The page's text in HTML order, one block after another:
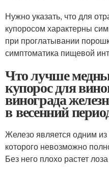
Нужно указать, что для
купоросом характерны
при проглатывании
симптоматика пищевой
Что лучше
купорос для
винограда
в весенний
Железо является одним
которого невозможно
Без него плохо растет